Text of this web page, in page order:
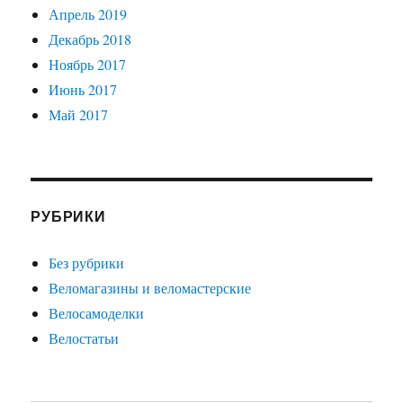
Апрель 2019
Декабрь 2018
Ноябрь 2017
Июнь 2017
Май 2017
РУБРИКИ
Без рубрики
Веломагазины и веломастерские
Велосамоделки
Велостатьи